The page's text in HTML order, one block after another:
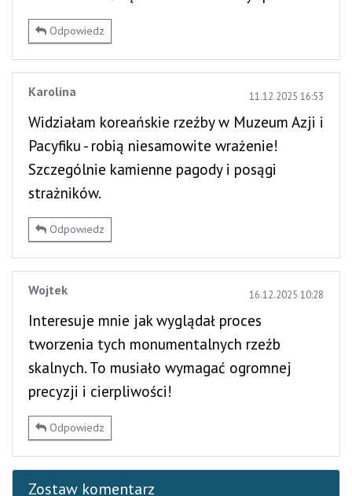
Odpowiedz
Karolina 11.12.2025 16:53
Widziałam koreańskie rzeźby w Muzeum Azji i
Pacyfiku - robią niesamowite wrażenie!
Szczególnie kamienne pagody i posągi
strażników.
Odpowiedz
Wojtek 16.12.2025 10:28
Interesuje mnie jak wyglądał proces
tworzenia tych monumentalnych rzeźb
skalnych. To musiało wymagać ogromnej
precyzji i cierpliwości!
Odpowiedz
Zostaw komentarz